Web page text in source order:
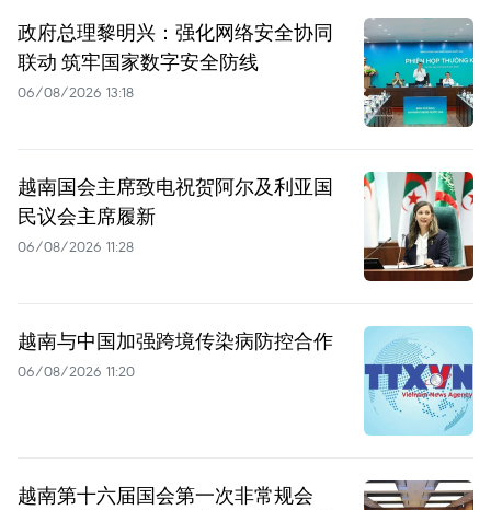
政府总理黎明兴：强化网络安全协同
联动 筑牢国家数字安全防线
06/08/2026 13:18
越南国会主席致电祝贺阿尔及利亚国
民议会主席履新
06/08/2026 11:28
越南与中国加强跨境传染病防控合作
06/08/2026 11:20
越南第十六届国会第一次非常规会